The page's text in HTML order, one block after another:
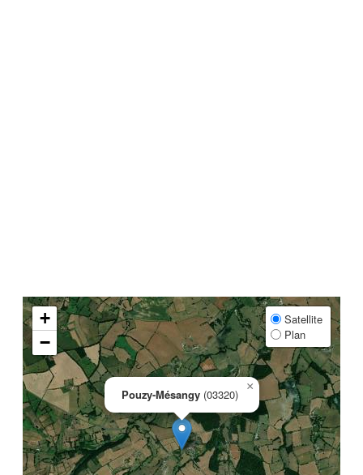
Pouzy-Mésangy (03320)
×
+
−
Satellite
Plan